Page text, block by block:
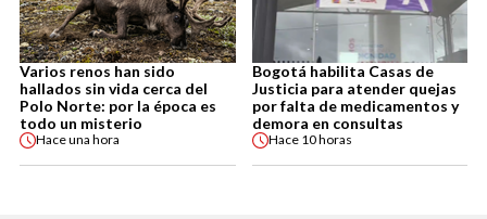
Varios renos han sido
hallados sin vida cerca del
Polo Norte: por la época es
todo un misterio
Haceuna hora
Bogotá habilita Casas de
Justicia para atender quejas
por falta de medicamentos y
demora en consultas
Hace 10 horas